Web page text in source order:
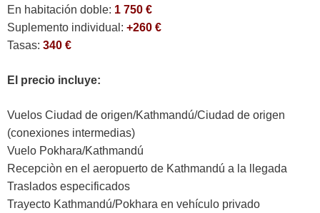
En habitación doble: 1 750 €
Suplemento individual: +260 €
Tasas: 340 €
El precio incluye:
Vuelos Ciudad de origen/Kathmandú/Ciudad de origen
(conexiones intermedias)
Vuelo Pokhara/Kathmandú
Recepciòn en el aeropuerto de Kathmandú a la llegada
Traslados especificados
Trayecto Kathmandú/Pokhara en vehículo privado